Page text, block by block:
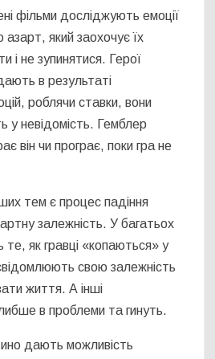
фільми досліджують емоції
азарт, який заохочує їх
і не зупинятися. Герої
в результаті
роблячи ставки, вони
у невідомість. Гемблер
він чи програє, поки гра не
тем є процес падіння
залежність. У багатьох
те, як гравці «копаються» у
свою залежність
життя. А інші
в проблеми та гинуть.
дають можливість